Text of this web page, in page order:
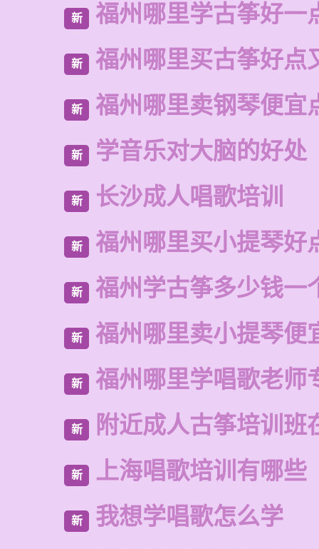
新 福州哪里学古筝好一
新 福州哪里买古筝好点
新 福州哪里卖钢琴便宜
新 学音乐对大脑的好处
新 长沙成人唱歌培训
新 福州哪里买小提琴好
新 福州学古筝多少钱一
新 福州哪里卖小提琴便
新 福州哪里学唱歌老师
新 附近成人古筝培训班
新 上海唱歌培训有哪些
新 我想学唱歌怎么学